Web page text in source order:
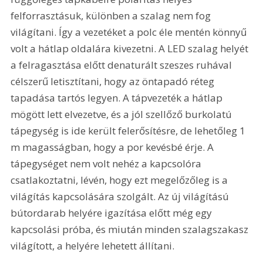
felforrasztásuk, különben a szalag nem fog
világítani. Így a vezetéket a polc éle mentén könnyű
volt a hátlap oldalára kivezetni. A LED szalag helyét
a felragasztása előtt denaturált szeszes ruhával
célszerű letisztítani, hogy az öntapadó réteg
tapadása tartós legyen. A tápvezeték a hátlap
mögött lett elvezetve, és a jól szellőző burkolatú
tápegység is ide került felerősítésre, de lehetőleg 1
m magasságban, hogy a por kevésbé érje. A
tápegységet nem volt nehéz a kapcsolóra
csatlakoztatni, lévén, hogy ezt megelőzőleg is a
világítás kapcsolására szolgált. Az új világítású
bútordarab helyére igazítása előtt még egy
kapcsolási próba, és miután minden szalagszakasz
világított, a helyére lehetett állítani.